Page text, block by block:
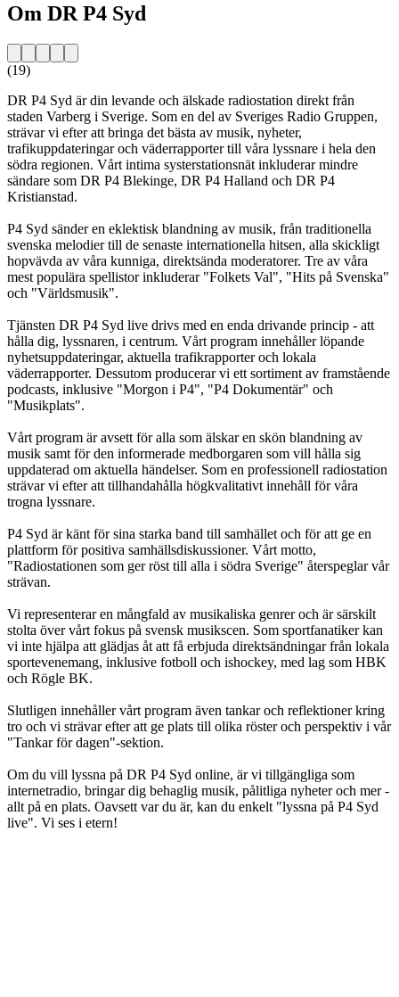
Om DR P4 Syd
(19)
DR P4 Syd är din levande och älskade radiostation direkt från
staden Varberg i Sverige. Som en del av Sveriges Radio Gruppen,
strävar vi efter att bringa det bästa av musik, nyheter,
trafikuppdateringar och väderrapporter till våra lyssnare i hela den
södra regionen. Vårt intima systerstationsnät inkluderar mindre
sändare som DR P4 Blekinge, DR P4 Halland och DR P4
Kristianstad.
P4 Syd sänder en eklektisk blandning av musik, från traditionella
svenska melodier till de senaste internationella hitsen, alla skickligt
hopvävda av våra kunniga, direktsända moderatorer. Tre av våra
mest populära spellistor inkluderar "Folkets Val", "Hits på Svenska"
och "Världsmusik".
Tjänsten DR P4 Syd live drivs med en enda drivande princip - att
hålla dig, lyssnaren, i centrum. Vårt program innehåller löpande
nyhetsuppdateringar, aktuella trafikrapporter och lokala
väderrapporter. Dessutom producerar vi ett sortiment av framstående
podcasts, inklusive "Morgon i P4", "P4 Dokumentär" och
"Musikplats".
Vårt program är avsett för alla som älskar en skön blandning av
musik samt för den informerade medborgaren som vill hålla sig
uppdaterad om aktuella händelser. Som en professionell radiostation
strävar vi efter att tillhandahålla högkvalitativt innehåll för våra
trogna lyssnare.
P4 Syd är känt för sina starka band till samhället och för att ge en
plattform för positiva samhällsdiskussioner. Vårt motto,
"Radiostationen som ger röst till alla i södra Sverige" återspeglar vår
strävan.
Vi representerar en mångfald av musikaliska genrer och är särskilt
stolta över vårt fokus på svensk musikscen. Som sportfanatiker kan
vi inte hjälpa att glädjas åt att få erbjuda direktsändningar från lokala
sportevenemang, inklusive fotboll och ishockey, med lag som HBK
och Rögle BK.
Slutligen innehåller vårt program även tankar och reflektioner kring
tro och vi strävar efter att ge plats till olika röster och perspektiv i vår
"Tankar för dagen"-sektion.
Om du vill lyssna på DR P4 Syd online, är vi tillgängliga som
internetradio, bringar dig behaglig musik, pålitliga nyheter och mer -
allt på en plats. Oavsett var du är, kan du enkelt "lyssna på P4 Syd
live". Vi ses i etern!